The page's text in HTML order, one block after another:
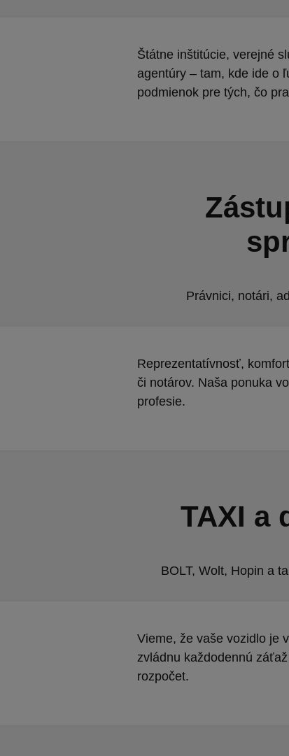
Štátne inštitúcie, verejné
agentúry – tam, kde ide o
podmienok pre tých, čo
Právnici, notári,
Reprezentatívnosť,
či notárov. Naša ponuka
profesie.
TAXI a
BOLT, Wolt, Hopin a
Vieme, že vaše vozidlo je
zvládnu každodennú
rozpočet.